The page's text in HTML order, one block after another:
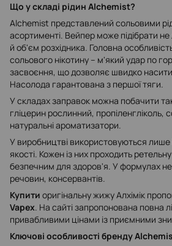
Що у складі рідин Alchemist?
Alchemist представлений сольовими
асортименті. Вейпер може підібрати
й об'єм розхідника. Головна
сольового нікотину – м'який удар по
засвоєння, що дозволяє швидко
Насолода гарантована з першої тяги.
У складах заправок можна побачити
гліцерин рослинний, пропіленгліколь,
натуральні ароматизатори.
У виробництві використовуються лише
якості. Кожен із них проходить
безпечним для здоров'я. У формулах
речовин, консервантів.
Купити оригінальну жижу Алхімік
Vapex. На сайті запропонована повна
привабливими цінами із приємними
Ключові особливості бренду